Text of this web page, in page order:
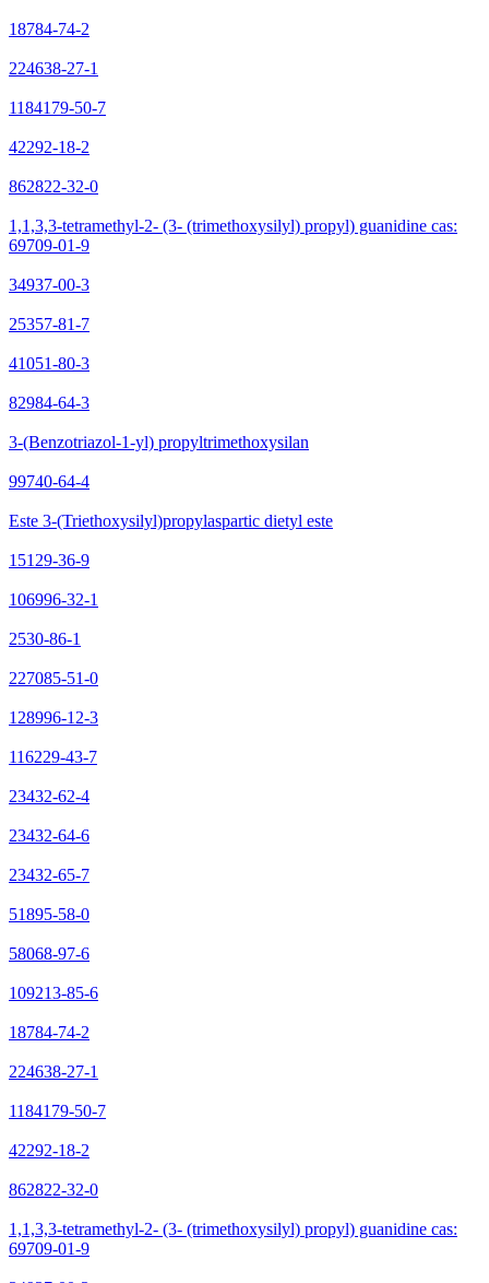
18784-74-2
224638-27-1
1184179-50-7
42292-18-2
862822-32-0
1,1,3,3-tetramethyl-2- (3- (trimethoxysilyl) propyl) guanidine cas:
69709-01-9
34937-00-3
25357-81-7
41051-80-3
82984-64-3
3-(Benzotriazol-1-yl) propyltrimethoxysilan
99740-64-4
Este 3-(Triethoxysilyl)propylaspartic dietyl este
15129-36-9
106996-32-1
2530-86-1
227085-51-0
128996-12-3
116229-43-7
23432-62-4
23432-64-6
23432-65-7
51895-58-0
58068-97-6
109213-85-6
18784-74-2
224638-27-1
1184179-50-7
42292-18-2
862822-32-0
1,1,3,3-tetramethyl-2- (3- (trimethoxysilyl) propyl) guanidine cas:
69709-01-9